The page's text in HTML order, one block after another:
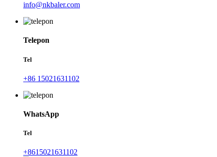
info@nkbaler.com
Telepon
Tel
+86 15021631102
WhatsApp
Tel
+8615021631102